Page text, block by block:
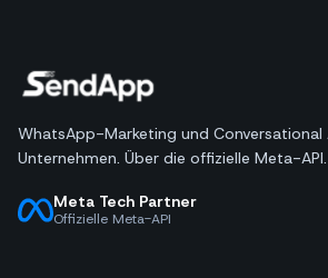
WhatsApp-Marketing und Conversational
Unternehmen. Über die offizielle Meta-API.
Meta Tech Partner
Offizielle Meta-API